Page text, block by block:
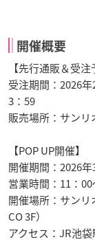
開催概要
【先行通販＆受注
受注期間：2026
3：59
販売場所：サンリ
【POP UP開催】
開催期間：2026年
営業時間：11：
開催場所：サンリ
CO 3F）
アクセス：JR池